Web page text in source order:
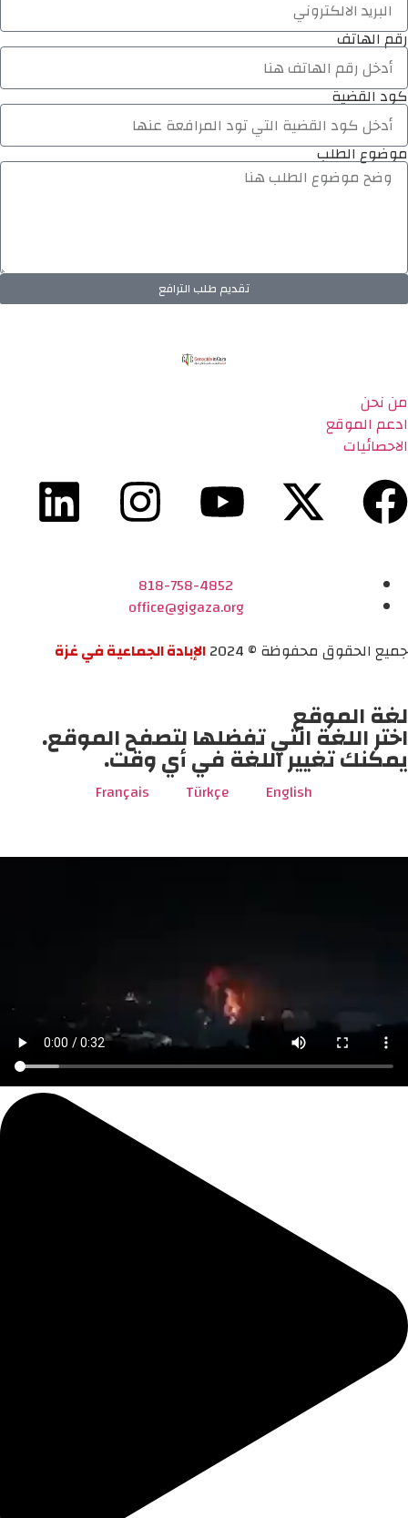
رقم الهاتف
كود القضية
موضوع الطلب
تقديم طلب الترافع
من نحن
ادعم الموقع
الاحصائيات
818-758-4852
office@gigaza.org
جميع الحقوق محفوظة © 2024
الإبادة الجماعية في غزة
لغة الموقع
اختر اللغة التي تفضلها لتصفح الموقع.
يمكنك تغيير اللغة في أي وقت.
English
Türkçe
Français